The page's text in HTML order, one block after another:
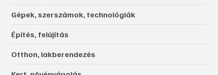
Gépek, szerszámok, technológiák
Építés, felújítás
Otthon, lakberendezés